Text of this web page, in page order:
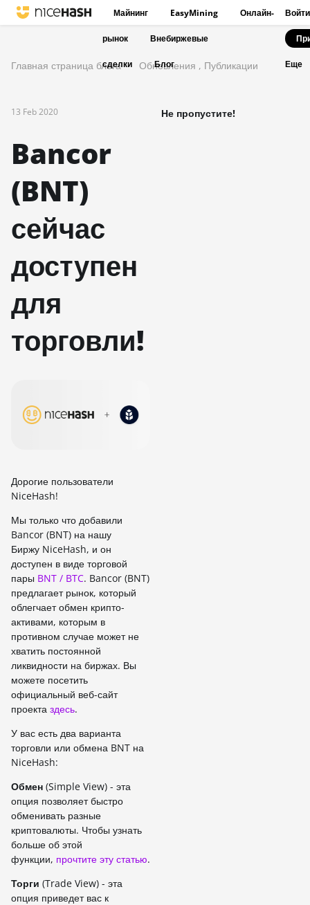
Майнинг EasyMining Онлайн-
рынок Внебиржевые
сделки Блог
Войти
Еще
Главная страница блога Обновления , Публикации
13 Feb 2020
Bancor
(BNT)
сейчас
доступен
для
торговли!
Дорогие пользователи
NiceHash!
Мы только что добавили
Bancor (BNT) на нашу
Биржу NiceHash, и он
доступен в виде торговой
пары BNT / BTC. Bancor (BNT)
предлагает рынок, который
облегчает обмен крипто-
активами, которым в
противном случае может не
хватить постоянной
ликвидности на биржах. Вы
можете посетить
официальный веб-сайт
проекта здесь.
У вас есть два варианта
торговли или обмена BNT на
NiceHash:
Обмен (Simple View) - эта
опция позволяет быстро
обменивать разные
криптовалюты. Чтобы узнать
больше об этой
функции, прочтите эту статью.
Торги (Trade View) - эта
опция приведет вас к
Не пропустите!